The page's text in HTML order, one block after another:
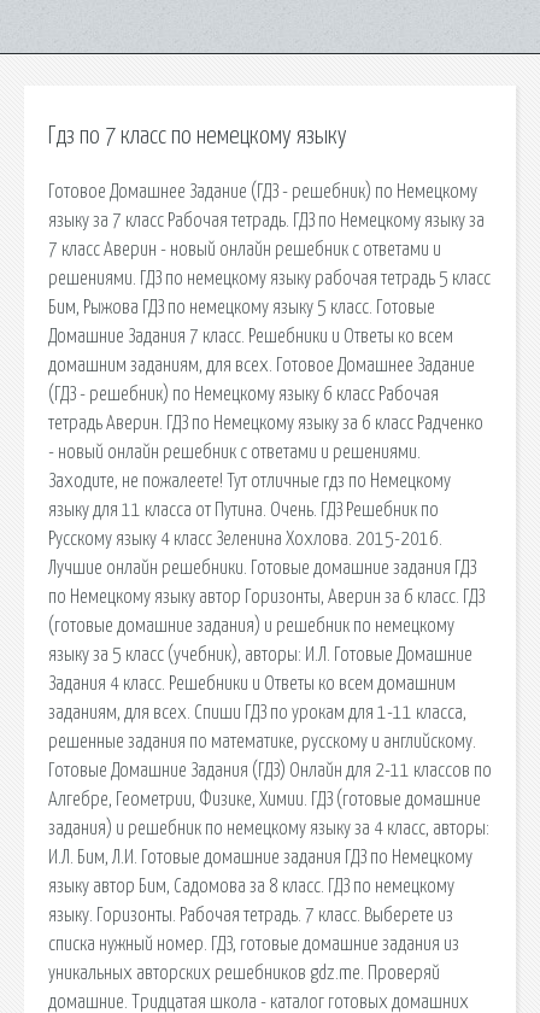
Гдз по 7 класс по немецкому языку
Готовое Домашнее Задание (ГДЗ - решебник) по Немецкому
языку за 7 класс Рабочая тетрадь. ГДЗ по Немецкому языку за
7 класс Аверин - новый онлайн решебник с ответами и
решениями. ГДЗ по немецкому языку рабочая тетрадь 5 класс
Бим, Рыжова ГДЗ по немецкому языку 5 класс. Готовые
Домашние Задания 7 класс. Решебники и Ответы ко всем
домашним заданиям, для всех. Готовое Домашнее Задание
(ГДЗ - решебник) по Немецкому языку 6 класс Рабочая
тетрадь Аверин. ГДЗ по Немецкому языку за 6 класс Радченко
- новый онлайн решебник с ответами и решениями.
Заходите, не пожалеете! Тут отличные гдз по Немецкому
языку для 11 класса от Путина. Очень. ГДЗ Решебник по
Русскому языку 4 класс Зеленина Хохлова. 2015-2016.
Лучшие онлайн решебники. Готовые домашние задания ГДЗ
по Немецкому языку автор Горизонты, Аверин за 6 класс. ГДЗ
(готовые домашние задания) и решебник по немецкому
языку за 5 класс (учебник), авторы: И.Л. Готовые Домашние
Задания 4 класс. Решебники и Ответы ко всем домашним
заданиям, для всех. Спиши ГДЗ по урокам для 1-11 класса,
решенные задания по математике, русскому и английскому.
Готовые Домашние Задания (ГДЗ) Онлайн для 2-11 классов по
Алгебре, Геометрии, Физике, Химии. ГДЗ (готовые домашние
задания) и решебник по немецкому языку за 4 класс, авторы:
И.Л. Бим, Л.И. Готовые домашние задания ГДЗ по Немецкому
языку автор Бим, Садомова за 8 класс. ГДЗ по немецкому
языку. Горизонты. Рабочая тетрадь. 7 класс. Выберете из
списка нужный номер. ГДЗ, готовые домашние задания из
уникальных авторских решебников gdz.me. Проверяй
домашние. Тридцатая школа - каталог готовых домашних